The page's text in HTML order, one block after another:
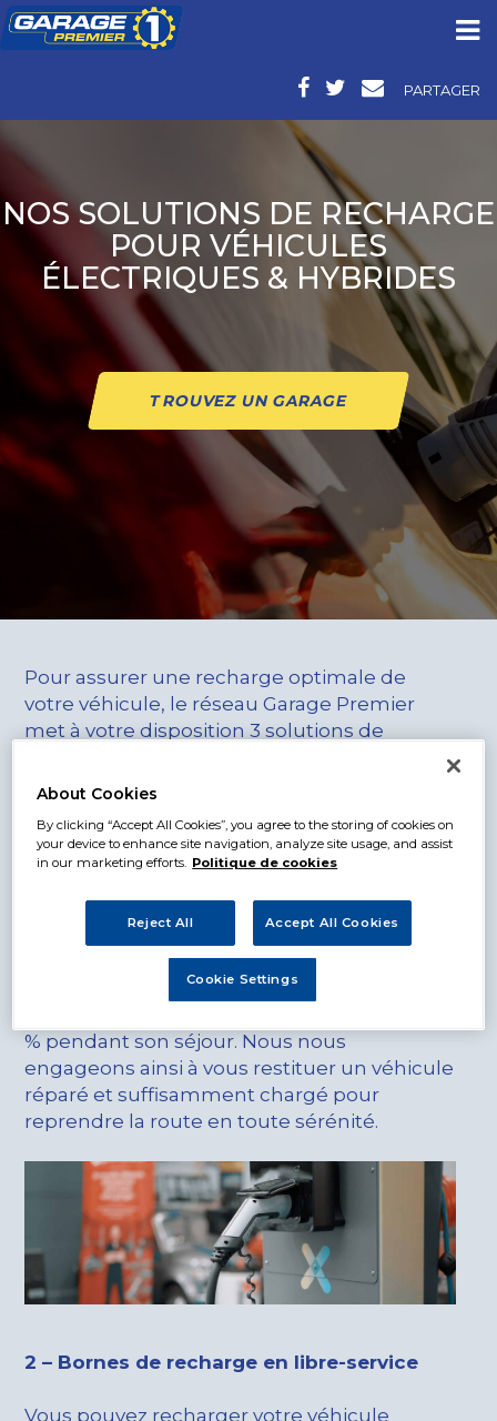
PARTAGER
NOS SOLUTIONS DE RECHARGE
POUR VÉHICULES
ÉLECTRIQUES & HYBRIDES
TROUVEZ UN GARAGE
Pour assurer une recharge optimale de
votre véhicule, le réseau Garage Premier
met à votre disposition 3 solutions de
1 – Recharge pendant la réparation
équipés disposent de bornes de recharge
pour véhicules électriques directement en
atelier. Lorsque vous confiez votre véhicule
pour une prestation, il est
% pendant son séjour. Nous nous
engageons ainsi à vous restituer un véhicule
réparé et suffisamment chargé pour
reprendre la route en toute sérénité.
2 – Bornes de recharge en libre-service
Vous pouvez recharger votre véhicule
About Cookies
By clicking “Accept All Cookies”, you agree to the storing of cookies on
your device to enhance site navigation, analyze site usage, and assist
in our marketing efforts. Politique de cookies
Reject All Accept All Cookies
Cookie Settings